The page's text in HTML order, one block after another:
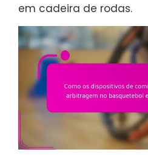
em cadeira de rodas.